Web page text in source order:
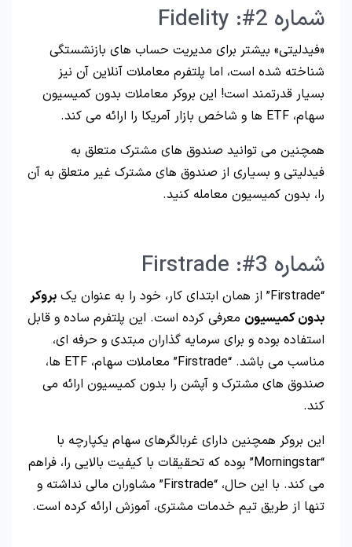
شماره 2#: Fidelity
«فیدلیتی» بیشتر برای مدیریت حساب های بازنشستگی
شناخته شده است، اما پلتفرم معاملات آنلاین آن نیز
بسیار قدرتمند است! این بروکر معاملات بدون کمیسیون
سهام، ETF ها و شاخص بازار آمریکا را ارائه می کند.
همچنین می توانید صندوق های مشترک متعلق به
فیدلیتی و بسیاری از صندوق های مشترک غیر متعلق به آن
را، بدون کمیسیون معامله کنید.
شماره 3#: Firstrade
“Firstrade” از همان ابتدای کار، خود را به عنوان یک
بروکر
بدون کمیسیون معرفی کرده است. این پلتفرم ساده و قابل
استفاده بوده و برای سرمایه گذاران مبتدی و حرفه ای،
مناسب می باشد. “Firstrade” معاملات سهام، ETF ها،
صندوق های مشترک و آپشن را بدون کمیسیون ارائه می
کند.
این بروکر همچنین دارای غربالگرهای سهام یکپارچه با
“Morningstar” بوده که تحقیقات با کیفیت بالایی را، فراهم
می کند. با این حال، “Firstrade” مشاوران مالی نداشته و
تنها از طریق تیم خدمات مشتری، آموزش ارائه کرده است.